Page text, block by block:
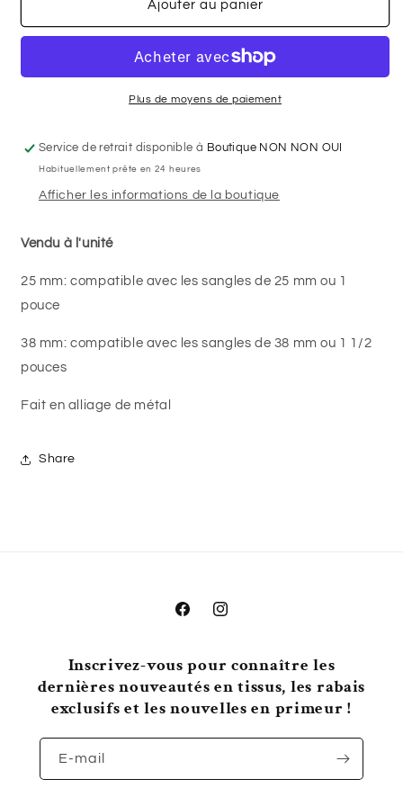
Ajusteur
-
Ajusteur
sangle
-
Or
Ajouter au panier
Plus de moyens de paiement
Service de retrait disponible à Boutique NON NON OUI
Habituellement prête en 24 heures
Afficher les informations de la boutique
Vendu à l'unité
25 mm: compatible avec les sangles de 25 mm ou 1
pouce
38 mm: compatible avec les sangles de 38 mm ou 1 1/2
pouces
Fait en a lliage de métal
Share
FacebookInstagram
Inscrivez-vous pour connaître les
dernières nouveautés en tissus, les rabais
exclusifs et les nouvelles en primeur !
E-mail